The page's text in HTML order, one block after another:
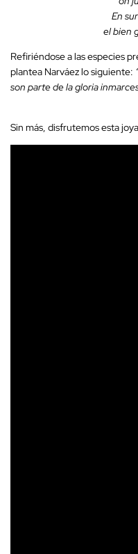
En
el bien
Refiriéndose a las especies
plantea Narváez lo siguiente:
son parte de la gloria
Sin más, disfrutemos esta